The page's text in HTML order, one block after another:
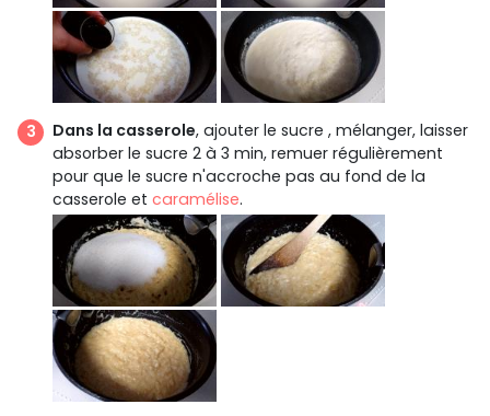
Dans la casserole, ajouter le sucre , mélanger, laisser
absorber le sucre 2 à 3 min, remuer régulièrement
pour que le sucre n'accroche pas au fond de la
casserole et caramélise.